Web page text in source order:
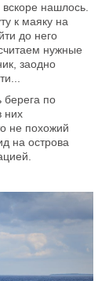
нашлось.
к маяку на
до него
нужные
заодно
берега по
них
не похожий
на острова